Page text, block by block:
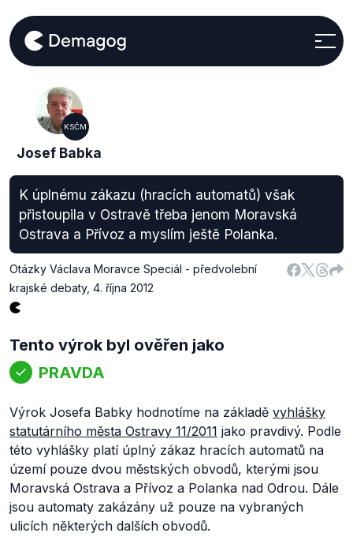
KSČM
Josef Babka
K úplnému zákazu (hracích automatů) však
přistoupila v Ostravě třeba jenom Moravská
Ostrava a Přívoz a myslím ještě Polanka.
Otázky Václava Moravce Speciál - předvolební
krajské debaty, 4. října 2012
Tento výrok byl ověřen jako
PRAVDA
Výrok Josefa Babky hodnotíme na základě vyhlášky
statutárního města Ostravy 11/2011 jako pravdivý. Podle
této vyhlášky platí úplný zákaz hracích automatů na
území pouze dvou městských obvodů, kterými jsou
Moravská Ostrava a Přívoz a Polanka nad Odrou. Dále
jsou automaty zakázány už pouze na vybraných
ulicích některých dalších obvodů.